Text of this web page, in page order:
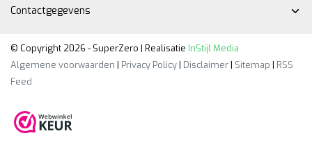
Contactgegevens
© Copyright 2026 - SuperZero | Realisatie InStijl Media
Algemene voorwaarden | Privacy Policy| Disclaimer| Sitemap | RSS
Feed